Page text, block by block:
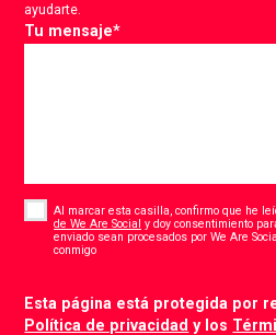
ayudarte.
Tu mensaje*
Al marcar esta casilla, confirmo que he
de We Are Social y doy consentimiento
enviado sean procesados por We Are
conmigo*
Esta página está protegida por
Política de privacidad y los